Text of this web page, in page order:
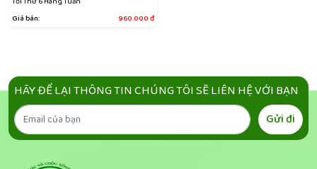
Giá bán:
960.000đ
HÃY ĐỂ LẠI THÔNG TIN CHÚNG TÔI SẼ LIÊN HỆ VỚI BẠN
Gửi đi